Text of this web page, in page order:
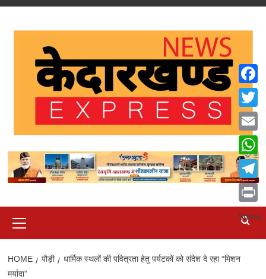
Skip
Menu
HOME पौड़ी
धार्मिक स्थलों की पवित्रता हेतु पर्यटकों को संदेश दे रहा “मिशन
मर्यादा”
Email
Print
Share